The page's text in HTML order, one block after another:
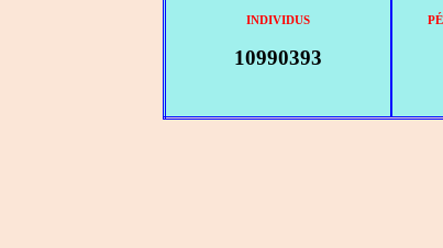
INDIVIDUS
10990393